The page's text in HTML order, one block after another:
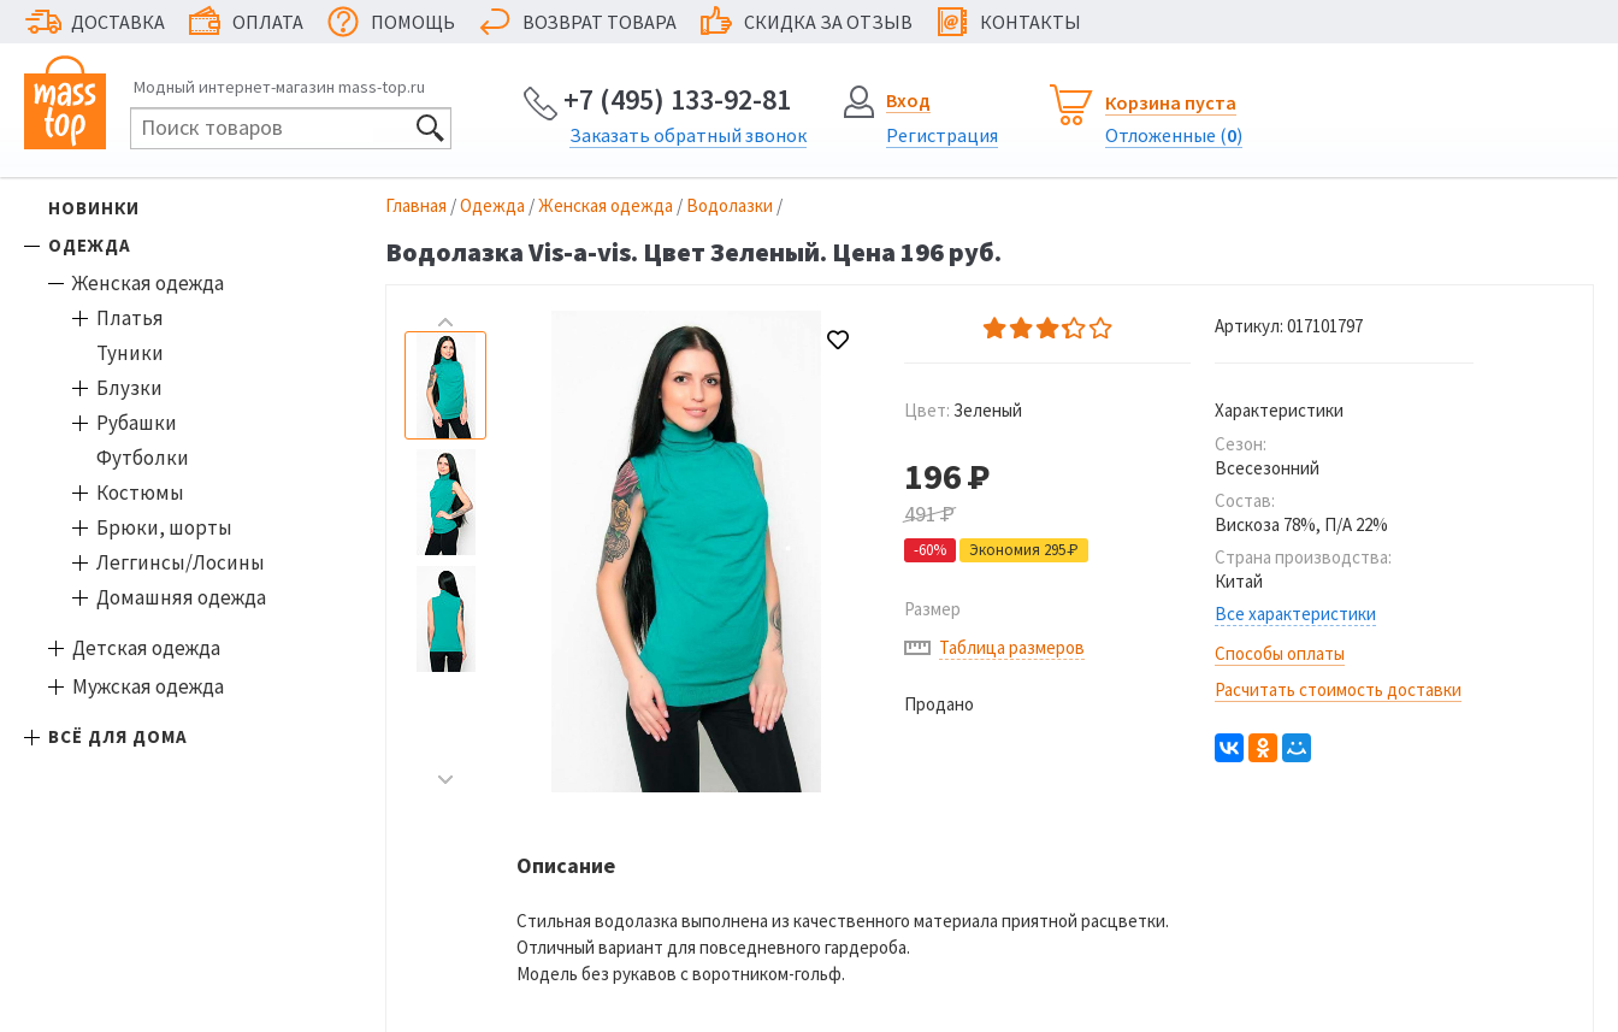
ДОСТАВКА ОПЛАТА ПОМОЩЬ ВОЗВРАТ ТОВАРА СКИДКА ЗА ОТЗЫВ @ КОНТАКТЫ
Модный интернет-магазин mass-top.ru +7 (495) 133-92-81
Заказать обратный звонок
Вход
Регистрация
Корзина пуста
Отложенные (0)
НОВИНКИ
ОДЕЖДА
Женская одежда
Платья
Туники
Блузки
Рубашки
Футболки
Костюмы
Брюки, шорты
Леггинсы/Лосины
Домашняя одежда
Детская одежда
Мужская одежда
ВСЁ ДЛЯ ДОМА
Главная /Одежда /Женская одежда / Водолазки /
Водолазка Vis-a-vis. Цвет Зеленый. Цена 196 руб.
Цвет: Зеленый
196Р
491Р
-60% Экономия 295Р
Размер
Таблица размеров
Продано
Артикул: 017101797
Характеристики
Сезон:
Всесезонний
Состав:
Вискоза 78%, П/А 22%
Страна производства:
Китай
Все характеристики
Способы оплаты
Расчитать стоимость доставки
Описание
Стильная водолазка выполнена из качественного материала приятной расцветки.
Отличный вариант для повседневного гардероба.
Модель без рукавов с воротником-гольф.